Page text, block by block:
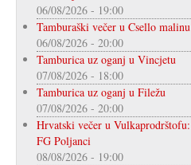
06/08/2026 - 19:00
Tamburaški večer u Csello malinu
06/08/2026 - 20:00
Tamburica uz oganj u Vincjetu
07/08/2026 - 18:00
Tamburica uz oganj u Filežu
07/08/2026 - 20:00
Hrvatski večer u Vulkaprodrštofu:
FG Poljanci
08/08/2026 - 19:00